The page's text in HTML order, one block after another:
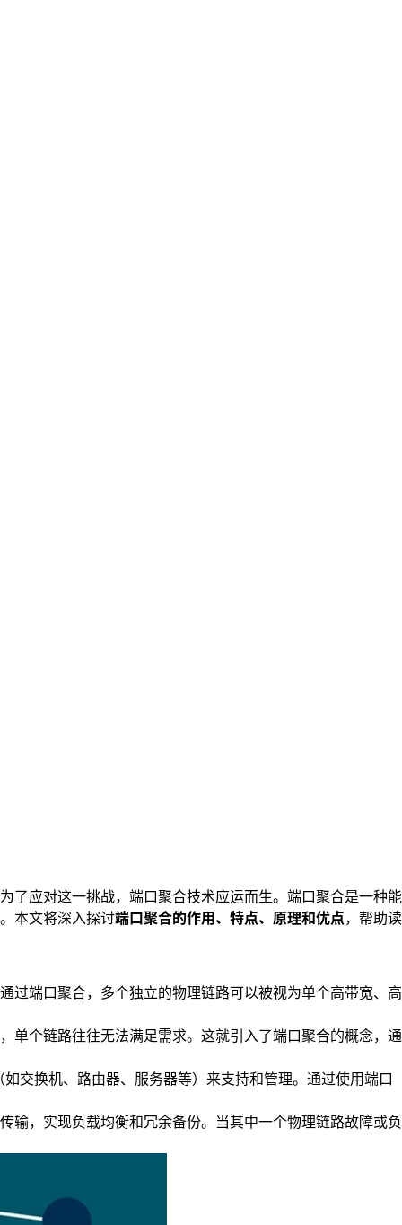
了应对这一挑战，端口聚合技术应运而生。端口聚合是一种能
本文将深入探讨端口聚合的作用、特点、原理和优点，帮助读
过端口聚合，多个独立的物理链路可以被视为单个高带宽、高
单个链路往往无法满足需求。这就引入了端口聚合的概念，通
交换机、路由器、服务器等）来支持和管理。通过使用端口
输，实现负载均衡和冗余备份。当其中一个物理链路故障或负